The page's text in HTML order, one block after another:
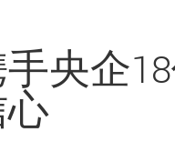
央企